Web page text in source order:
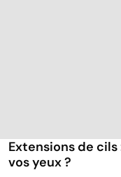
Extensions de
vos yeux ?